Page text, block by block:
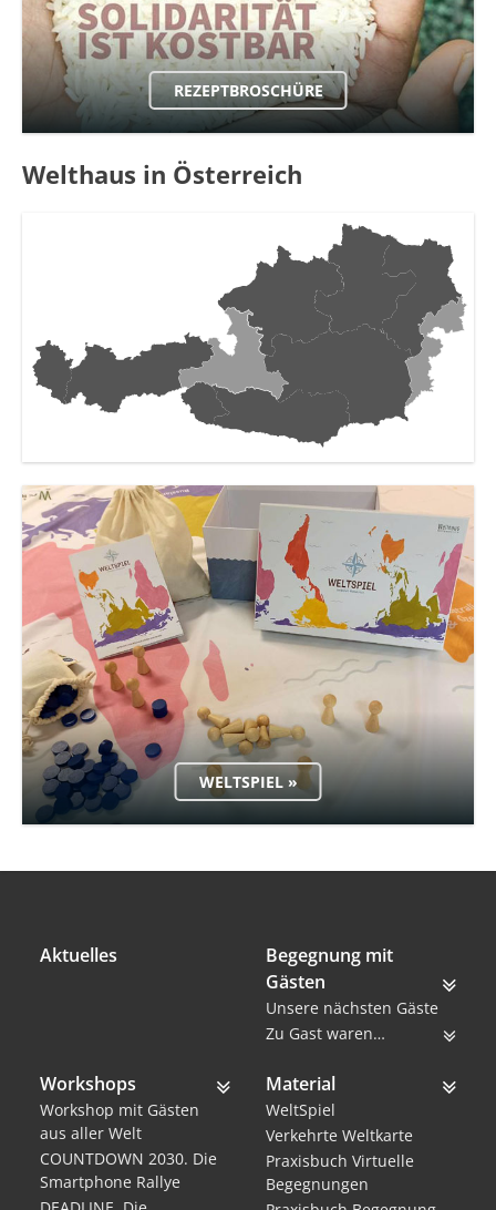
REZEPTBROSCHÜRE
Welthaus in Österreich
WELTSPIEL »
Aktuelles
Begegnung mit
Gästen
Unsere nächsten Gäste
Zu Gast waren…
Workshops
Workshop mit Gästen
aus aller Welt
COUNTDOWN 2030. Die
Smartphone Rallye
Material
WeltSpiel
Verkehrte Weltkarte
Praxisbuch Virtuelle
Begegnungen